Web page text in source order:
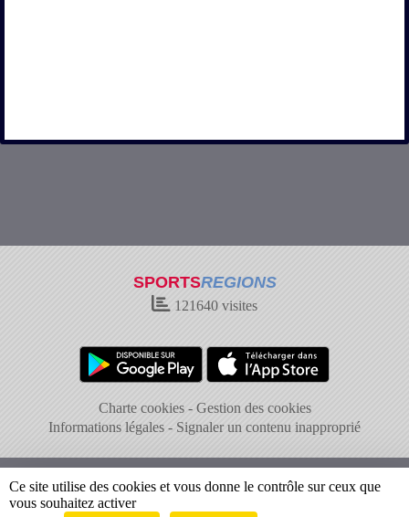
SPORTSREGIONS
121640 visites
Charte cookies
Gestion des cookies
Informations légales
Signaler un contenu inapproprié
Ce site utilise des cookies et vous donne le contrôle sur ceux que
vous souhaitez activer